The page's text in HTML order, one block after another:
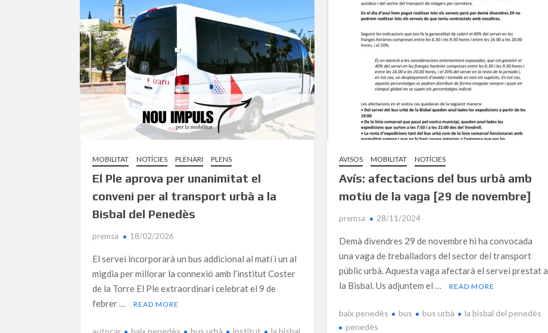
MOBILITAT NOTÍCIES PLENARI PLENS
El Ple aprova per unanimitat el
conveni per al transport urbà a la
Bisbal del Penedès
premsa 18/02/2026
El servei incorporarà un bus addicional al matí i un al
migdia per millorar la connexió amb l’institut Coster
de la Torre El Ple extraordinari celebrat el 9 de
febrer …
READ MORE
AVISOS MOBILITAT NOTÍCIES
Avís: afectacions del bus urbà amb
motiu de la vaga [29 de novembre]
premsa 28/11/2024
Demà divendres 29 de novembre hi ha convocada
una vaga de treballadors del sector del transport
públic urbà. Aquesta vaga afectarà el servei prestat a
la Bisbal. Us adjuntem el …
READ MORE
baix penedès bus bus urbà
la bisbal del penedès
penedès